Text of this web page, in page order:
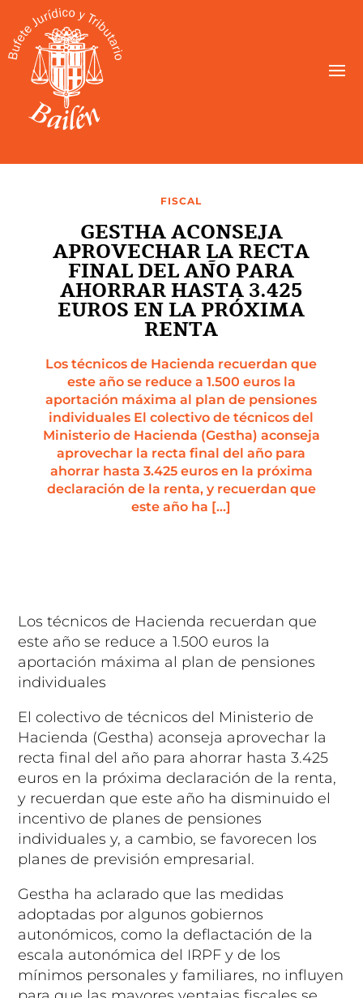
FISCAL
GESTHA ACONSEJA
APROVECHAR LA RECTA
FINAL DEL AÑO PARA
AHORRAR HASTA 3.425
EUROS EN LA PRÓXIMA
RENTA
Los técnicos de Hacienda recuerdan que
este año se reduce a 1.500 euros la
aportación máxima al plan de pensiones
individuales El colectivo de técnicos del
Ministerio de Hacienda (Gestha) aconseja
aprovechar la recta final del año para
ahorrar hasta 3.425 euros en la próxima
declaración de la renta, y recuerdan que
este año ha […]
Los técnicos de Hacienda recuerdan que
este año se reduce a 1.500 euros la
aportación máxima al plan de pensiones
individuales
El colectivo de técnicos del Ministerio de
Hacienda (Gestha) aconseja aprovechar la
recta final del año para ahorrar hasta 3.425
euros en la próxima declaración de la renta,
y recuerdan que este año ha disminuido el
incentivo de planes de pensiones
individuales y, a cambio, se favorecen los
planes de previsión empresarial.
Gestha ha aclarado que las medidas
adoptadas por algunos gobiernos
autonómicos, como la deflactación de la
escala autonómica del IRPF y de los
mínimos personales y familiares, no influyen